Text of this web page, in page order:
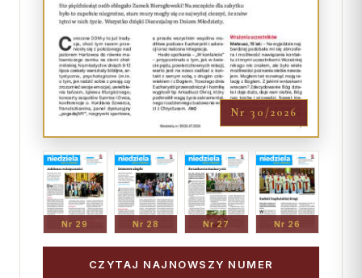
Nr 30/2026
Nr 29 Nr 28 Nr 27 Nr 26
CZYTAJ NAJNOWSZY NUMER